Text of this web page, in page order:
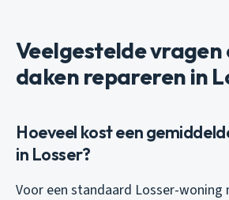
Veelgestelde vragen
daken repareren in
Hoeveel kost een
in Losser?
Voor een standaard Losser-woning